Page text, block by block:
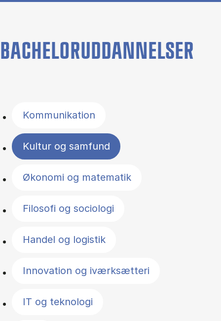
BACHELORUDDANNELSER
Kommunikation
Kultur og samfund
Økonomi og matematik
Filosofi og sociologi
Handel og logistik
Innovation og iværksætteri
IT og teknologi